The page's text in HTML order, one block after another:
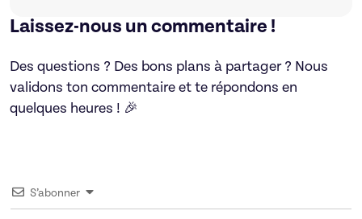
Laissez-nous un commentaire !
Des questions ? Des bons plans à partager ? Nous
validons ton commentaire et te répondons en
quelques heures ! 🎉
S’abonner